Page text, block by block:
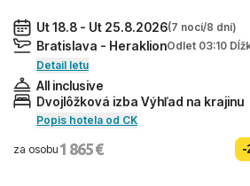
Ut 18.8 - Ut 25.8.2026(7 nocí/8 dní)
Bratislava - HeraklionOdlet 03:10
Detail letu
All inclusive
Dvojlôžková izba Výhľad na krajinu
Popis hotela od CK
za osobu 1 865 € -